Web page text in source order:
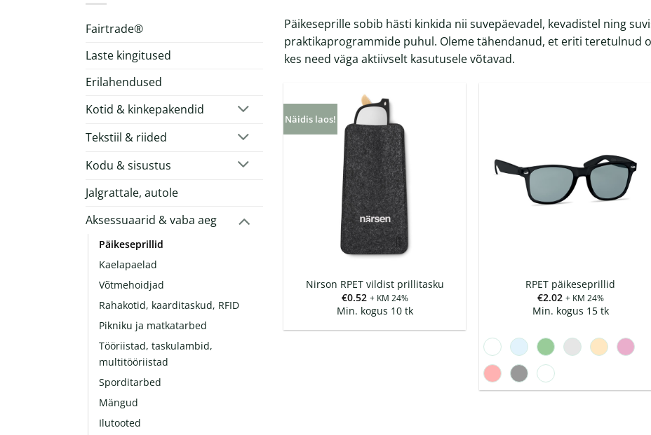
Fairtrade®
Laste kingitused
Erilahendused
Kotid & kinkepakendid
Tekstiil & riided
Kodu & sisustus
Jalgrattale, autole
Aksessuaarid & vaba aeg
Päikeseprillid
Kaelapaelad
Võtmehoidjad
Rahakotid, kaarditaskud, RFID
Pikniku ja matkatarbed
Tööriistad, taskulambid,
multitööriistad
Sporditarbed
Mängud
Ilutooted
Päikeseprille sobib hästi kinkida nii suvepäevadel, kevadistel ning
praktikaprogrammide puhul. Oleme tähendanud, et eriti teretulnud
kes need väga aktiivselt kasutusele võtavad.
Näidis laos!
Nirson RPET vildist prillitasku
€0.52 + KM 24%
Min. kogus 10 tk
RPET päikeseprillid
€2.02 + KM 24%
Min. kogus 15 tk